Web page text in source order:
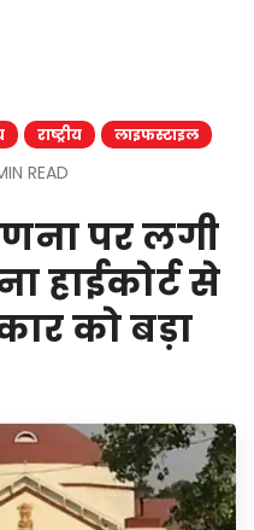
राष्ट्रीय
लाइफस्टाइल
READ
पर लगी
हाईकोर्ट से
को बड़ा